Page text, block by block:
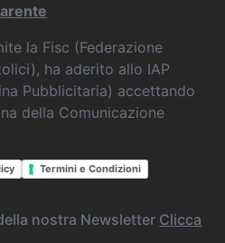
la Fisc (Federazione
ha aderito allo IAP
Pubblicitaria) accettando
della Comunicazione
Termini e Condizioni
nostra Newsletter Clicca